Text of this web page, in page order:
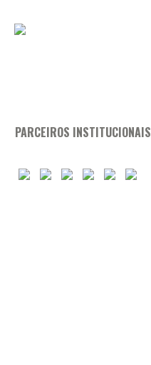
PARCEIROS INSTITUCIONAIS